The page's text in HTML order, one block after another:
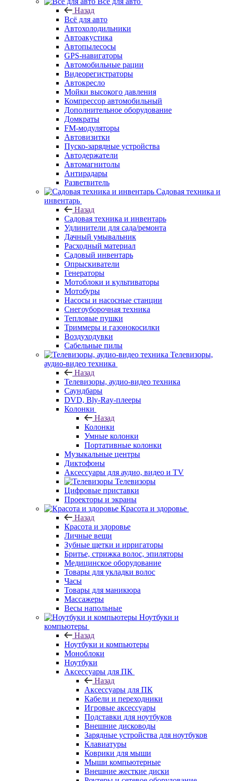
Назад
Всё для авто
Автохолодильники
Автоакустика
Автопылесосы
GPS-навигаторы
Автомобильные рации
Видеорегистраторы
Автокресло
Мойки высокого давления
Компрессор автомобильный
Дополнительное оборудование
Домкраты
FM-модуляторы
Автовизитки
Пуско-зарядные устройства
Автодержатели
Автомагнитолы
Антирадары
Разветвитель
Садовая техника и
инвентарь
Назад
Садовая техника и инвентарь
Удлинители для сада/ремонта
Дачный умывальник
Расходный материал
Садовый инвентарь
Опрыскиватели
Генераторы
Мотоблоки и культиваторы
Мотобуры
Насосы и насосные станции
Снегоуборочная техника
Тепловые пушки
Триммеры и газонокосилки
Воздуходувки
Сабельные пилы
Телевизоры,
аудио-видео техника
Назад
Телевизоры, аудио-видео техника
Саундбары
DVD, Bly-Ray-плееры
Колонки
Назад
Колонки
Умные колонки
Портативные колонки
Музыкальные центры
Диктофоны
Аксессуары для аудио, видео и TV
Телевизоры
Цифровые приставки
Проекторы и экраны
Красота и здоровье
Назад
Красота и здоровье
Личные вещи
Зубные щетки и ирригаторы
Бритье, стрижка волос, эпиляторы
Медицинское оборудование
Товары для укладки волос
Часы
Товары для маникюра
Массажеры
Весы напольные
Ноутбуки и
компьютеры
Назад
Ноутбуки и компьютеры
Моноблоки
Ноутбуки
Аксессуары для ПК
Назад
Аксессуары для ПК
Кабели и переходники
Игровые аксессуары
Подставки для ноутбуков
Внешние дисководы
Зарядные устройства для ноутбуков
Клавиатуры
Коврики для мыши
Мыши компьютерные
Внешние жесткие диски